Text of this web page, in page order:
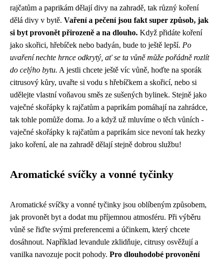
rajčatům a paprikám dělají divy na zahradě, tak různý koření
dělá divy v bytě. Vaření a pečení jsou fakt super způsob, jak
si byt provonět přirozeně a na dlouho. Když přidáte koření
jako skořici, hřebíček nebo badyán, bude to ještě lepší. Po
uvaření nechte hrnce odkrytý, ať se ta vůně může pořádně rozlít
do celýho bytu. A jestli chcete ještě víc vůně, hoďte na sporák
citrusový kůry, uvařte si vodu s hřebíčkem a skořicí, nebo si
udělejte vlastní voňavou směs ze sušených bylinek. Stejně jako
vaječné skořápky k rajčatům a paprikám pomáhají na zahrádce,
tak tohle pomůže doma. Jo a když už mluvíme o těch vůních -
vaječné skořápky k rajčatům a paprikám sice nevoní tak hezky
jako koření, ale na zahradě dělají stejně dobrou službu!
Aromatické svíčky a vonné tyčinky
Aromatické svíčky a vonné tyčinky jsou oblíbeným způsobem,
jak provonět byt a dodat mu příjemnou atmosféru. Při výběru
vůně se řiďte svými preferencemi a účinkem, který chcete
dosáhnout. Například levandule zklidňuje, citrusy osvěžují a
vanilka navozuje pocit pohody. Pro dlouhodobé provonění